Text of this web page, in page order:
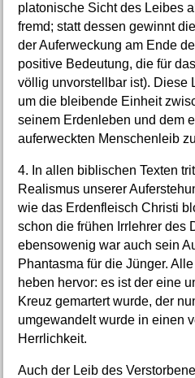
platonische Sicht des Leibes
fremd; statt dessen gewinnt
der Auferweckung am Ende
positive Bedeutung, die für
völlig unvorstellbar ist). Diese
um die bleibende Einheit
seinem Erdenleben und dem
auferweckten Menschenleib
4. In allen biblischen Texten
Realismus unserer
wie das Erdenfleisch Christi
schon die frühen Irrlehrer des
ebensowenig war auch sein
Phantasma für die Jünger.
heben hervor: es ist der eine
Kreuz gemartert wurde, der
umgewandelt wurde in einen
Herrlichkeit.
Auch der Leib des